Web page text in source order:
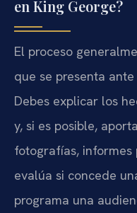
en King George?
El proceso
que se presenta
Debes explicar los
y, si es posible,
fotografías,
evalúa si concede
programa una